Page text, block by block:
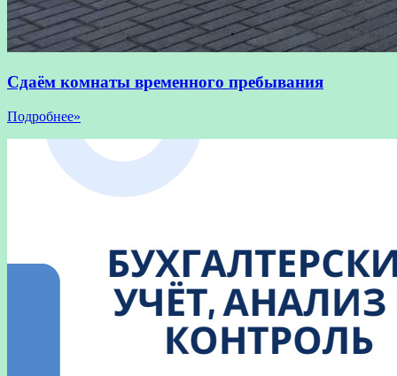
Сдаём комнаты временного пребывания
Подробнее»